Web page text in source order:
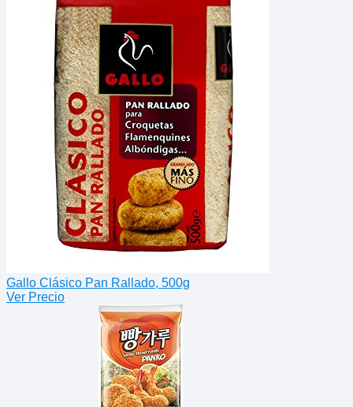
Gallo Clásico Pan Rallado, 500g
Ver Precio